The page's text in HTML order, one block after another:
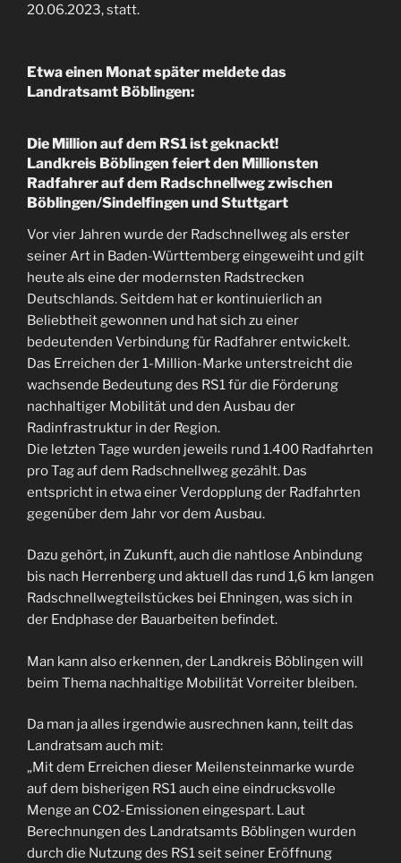
20.06.2023, statt.
Etwa einen Monat später meldete das
Landratsamt Böblingen:
Die Million auf dem RS1 ist geknackt!
Landkreis Böblingen feiert den Millionsten
Radfahrer auf dem Radschnellweg zwischen
Böblingen/Sindelfingen und Stuttgart
Vor vier Jahren wurde der Radschnellweg als erster
seiner Art in Baden-Württemberg eingeweiht und gilt
heute als eine der modernsten Radstrecken
Deutschlands. Seitdem hat er kontinuierlich an
Beliebtheit gewonnen und hat sich zu einer
bedeutenden Verbindung für Radfahrer entwickelt.
Das Erreichen der 1-Million-Marke unterstreicht die
wachsende Bedeutung des RS1 für die Förderung
nachhaltiger Mobilität und den Ausbau der
Radinfrastruktur in der Region.
Die letzten Tage wurden jeweils rund 1.400 Radfahrten
pro Tag auf dem Radschnellweg gezählt. Das
entspricht in etwa einer Verdopplung der Radfahrten
gegenüber dem Jahr vor dem Ausbau.
Dazu gehört, in Zukunft, auch die nahtlose Anbindung
bis nach Herrenberg und aktuell das rund 1,6 km langen
Radschnellwegteilstückes bei Ehningen, was sich in
der Endphase der Bauarbeiten befindet.
Man kann also erkennen, der Landkreis Böblingen will
beim Thema nachhaltige Mobilität Vorreiter bleiben.
Da man ja alles irgendwie ausrechnen kann, teilt das
Landratsam auch mit:
„Mit dem Erreichen dieser Meilensteinmarke wurde
auf dem bisherigen RS1 auch eine eindrucksvolle
Menge an CO2-Emissionen eingespart. Laut
Berechnungen des Landratsamts Böblingen wurden
durch die Nutzung des RS1 seit seiner Eröffnung